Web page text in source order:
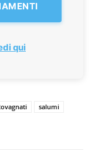
qui
salumi